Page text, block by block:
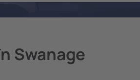
Swanage